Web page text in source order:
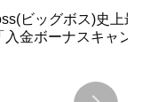
ビッグボス)史上最
入金ボーナスキャン